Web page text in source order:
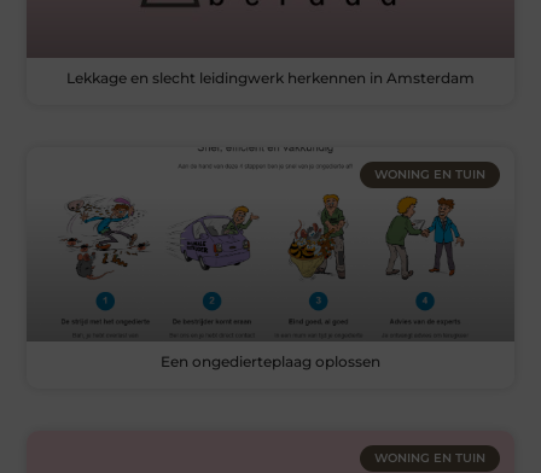
Lekkage en slecht leidingwerk herkennen in Amsterdam
WONING EN TUIN
Een ongedierteplaag oplossen
WONING EN TUIN